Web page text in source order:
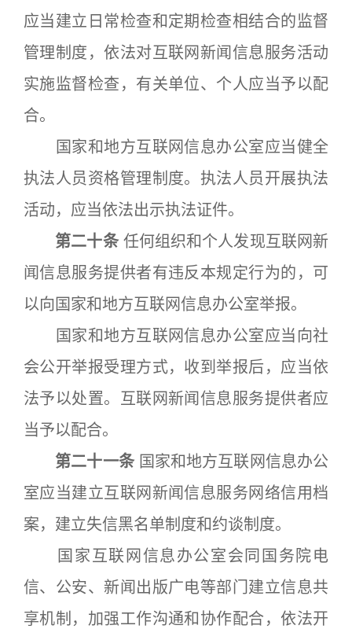
应当建立日常检查和定期检查相结合的监督
管理制度，依法对互联网新闻信息服务活动
实施监督检查，有关单位、个人应当予以配
合。
国家和地方互联网信息办公室应当健全
执法人员资格管理制度。执法人员开展执法
活动，应当依法出示执法证件。
第二十条任何组织和个人发现互联网新
闻信息服务提供者有违反本规定行为的，可
以向国家和地方互联网信息办公室举报。
国家和地方互联网信息办公室应当向社
会公开举报受理方式，收到举报后，应当依
法予以处置。互联网新闻信息服务提供者应
当予以配合。
第二十一条国家和地方互联网信息办公
室应当建立互联网新闻信息服务网络信用档
案，建立失信黑名单制度和约谈制度。
国家互联网信息办公室会同国务院电
信、公安、新闻出版广电等部门建立信息共
享机制，加强工作沟通和协作配合，依法开